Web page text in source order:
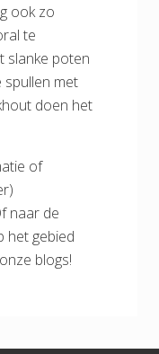
ook zo
te
slanke poten
spullen met
doen het
of
naar de
het gebied
blogs!